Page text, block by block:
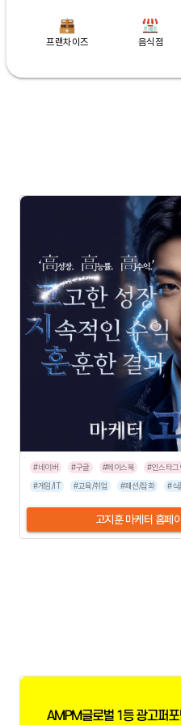
프랜차이즈 음식점
#네이버 #구글 #페이스북 #인스타그
#게임/IT
#교육/취업 #패션/잡화 #식
고지훈 마케터 홈페